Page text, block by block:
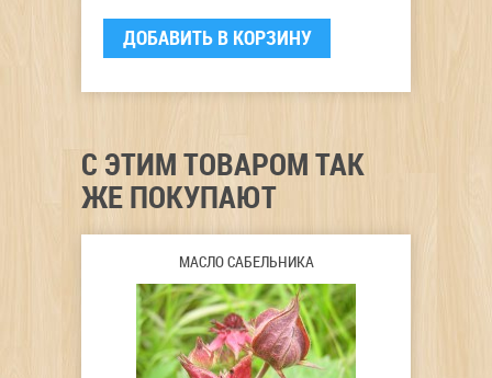
C ЭТИМ ТОВАРОМ ТАК
ЖЕ ПОКУПАЮТ
МАСЛО САБЕЛЬНИКА